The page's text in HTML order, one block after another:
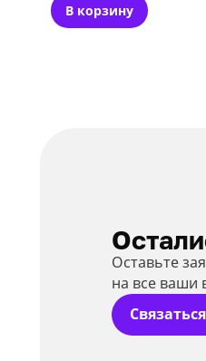
В корзину
Оставьте
на все ваши